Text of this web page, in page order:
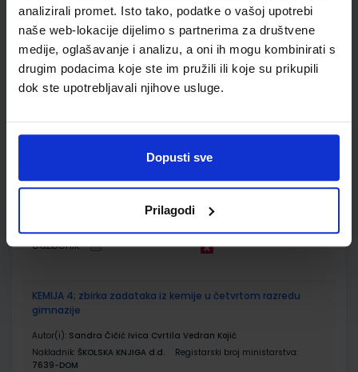
analizirali promet. Isto tako, podatke o vašoj upotrebi
naše web-lokacije dijelimo s partnerima za društvene
medije, oglašavanje i analizu, a oni ih mogu kombinirati s
drugim podacima koje ste im pružili ili koje su prikupili
dok ste upotrebljavali njihove usluge.
Dopusti sve
Prilagodi
ŠIFRA OMOTA:
Udžbenik
KEMIJA 4; udžbenik kemije u četvrtom razredu gimnazije s
Autor(i):Begović Luetić Novosel Petrović Peroković Rupčić Petelinc
SKU:569306 CIJENA:23,10 €
Udžbenik
KEMIJA 4; zbirka zadataka iz kemije u četvrtom razredu
gimnazije
Autor(i): Sandra Čičić Ivica Cvrtila Vedran Kojić
Nakladnik: ŠKOLSKA KNJIGA d.d.
Registarski broj ministarstva:
7639-DOM